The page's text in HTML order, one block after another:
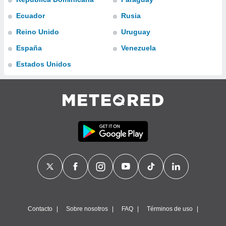
y
nuestra
y
cookies
Ecuador
Reino Unido
España
Estados Unidos
Rusia
Uruguay
Venezuela
Contacto Sobre nosotros FAQ Términos de uso